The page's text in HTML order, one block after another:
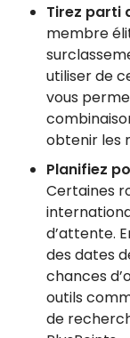
Tirez parti
membre
utiliser de
vous
obtenir les
Planifiez
Certaines
d’attente.
des dates
chances
outils
de